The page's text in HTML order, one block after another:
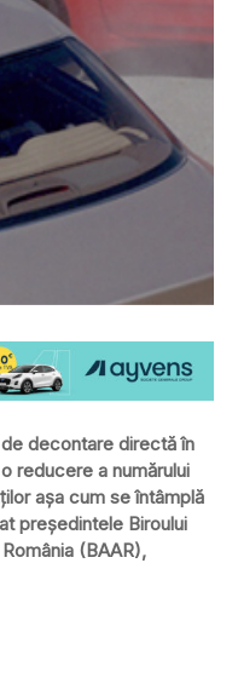
decontare directă în
reducere a numărului
aşa cum se întâmplă
preşedintele Biroului
(BAAR),